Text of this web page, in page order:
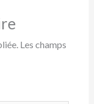
Les champs